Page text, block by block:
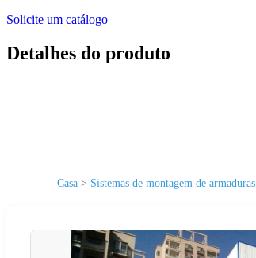
Solicite um catálogo
Detalhes do produto
Casa > Sistemas de montagem de armaduras